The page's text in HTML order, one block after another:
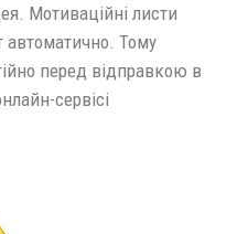
Мотиваційні листи
автоматично. Тому
перед відправкою в
сервісі